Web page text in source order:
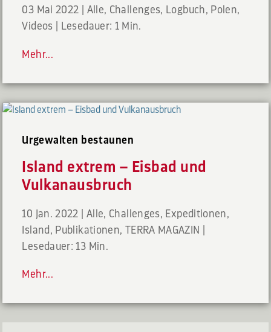
03 Mai 2022 Alle, Challenges, Logbuch, Polen,
Videos
Lesedauer: 1 Min.
Mehr...
Urgewalten bestaunen
Island extrem – Eisbad und
Vulkanausbruch
10 Jan. 2022 Alle, Challenges, Expeditionen,
Island , Publikationen, TERRA MAGAZIN
Lesedauer: 13 Min.
Mehr...